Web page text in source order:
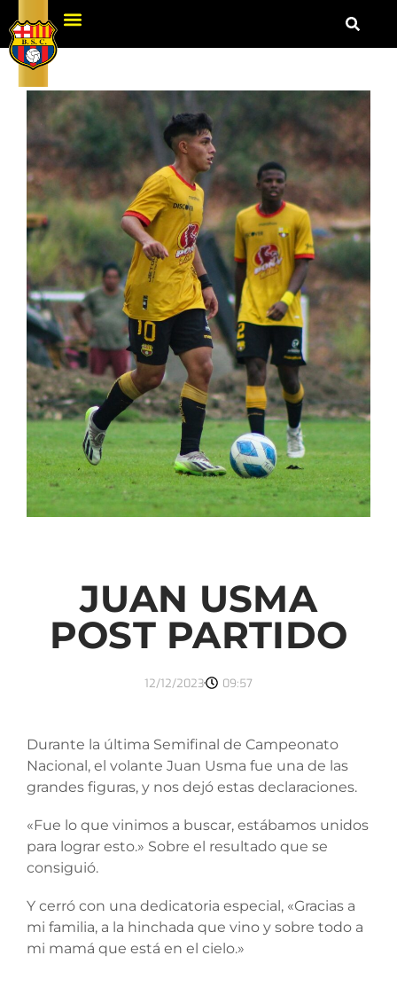
JUAN USMA
POST PARTIDO
12/12/2023 09:57
Durante la última Semifinal de Campeonato
Nacional, el volante Juan Usma fue una de las
grandes figuras, y nos dejó estas declaraciones.
«Fue lo que vinimos a buscar, estábamos unidos
para lograr esto.» Sobre el resultado que se
consiguió.
Y cerró con una dedicatoria especial, «Gracias a
mi familia, a la hinchada que vino y sobre todo a
mi mamá que está en el cielo.»